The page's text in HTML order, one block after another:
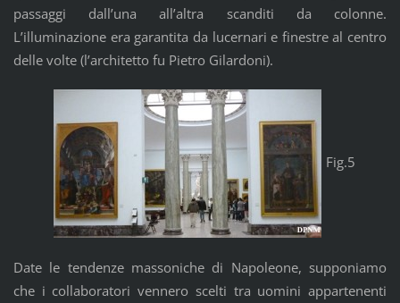
passaggi dall’una all’altra scanditi da colonne.
L’illuminazione era garantita da lucernari e finestre al centro
delle volte (l’architetto fu Pietro Gilardoni).
Fig.5
Date le tendenze massoniche di Napoleone, supponiamo
che i collaboratori vennero scelti tra uomini appartenenti